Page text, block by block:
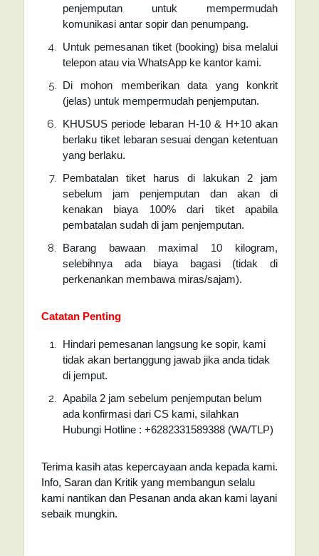
penjemputan untuk mempermudah
komunikasi antar sopir dan penumpang.
Untuk pemesanan tiket (booking) bisa melalui
telepon atau via WhatsApp ke kantor kami.
Di mohon memberikan data yang konkrit
(jelas) untuk mempermudah penjemputan.
KHUSUS periode lebaran H-10 & H+10 akan
berlaku tiket lebaran sesuai dengan ketentuan
yang berlaku.
Pembatalan tiket harus di lakukan 2 jam
sebelum jam penjemputan dan akan di
kenakan biaya 100% dari tiket apabila
pembatalan sudah di jam penjemputan.
Barang bawaan maximal 10 kilogram,
selebihnya ada biaya bagasi (tidak di
perkenankan membawa miras/sajam).
Catatan Penting
Hindari pemesanan langsung ke sopir, kami
tidak akan bertanggung jawab jika anda tidak
di jemput.
Apabila 2 jam sebelum penjemputan belum
ada konfirmasi dari CS kami, silahkan
Hubungi Hotline : +6282331589388 (WA/TLP)
Terima kasih atas kepercayaan anda kepada kami.
Info, Saran dan Kritik yang membangun selalu
kami nantikan dan Pesanan anda akan kami layani
sebaik mungkin.